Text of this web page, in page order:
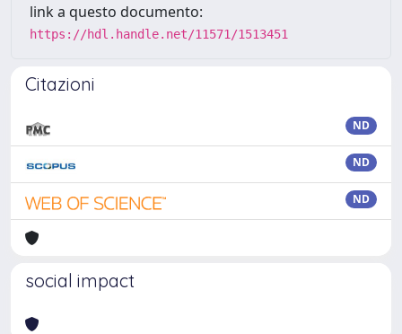
link a questo documento:
https://hdl.handle.net/11571/1513451
Citazioni
ND
ND
ND
social impact